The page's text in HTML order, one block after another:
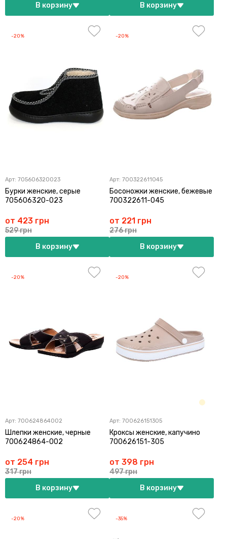
В корзину
В корзину
-20%
Арт: 705606320023
Бурки женские, серые
705606320-023
от 423 грн
529 грн
В корзину
-20%
Арт: 700322611045
Босоножки женские, бежевые
700322611-045
от 221 грн
276 грн
В корзину
-20%
Арт: 700624864002
Шлепки женские, черные
700624864-002
от 254 грн
317 грн
В корзину
-20%
Арт: 700626151305
Кроксы женские, капучино
700626151-305
от 398 грн
497 грн
В корзину
-20% -35%